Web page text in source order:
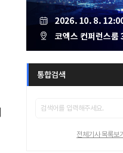
통합검색
전체기사 목록보